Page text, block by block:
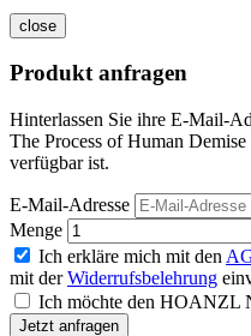
close
Produkt anfragen
Hinterlassen Sie ihre E-Mail-
The Process of Human
verfügbar ist.
E-Mail-Adresse
Menge
Ich erkläre mich mit den
mit derWiderrufsbelehrung
Ich möchte den HOANZL